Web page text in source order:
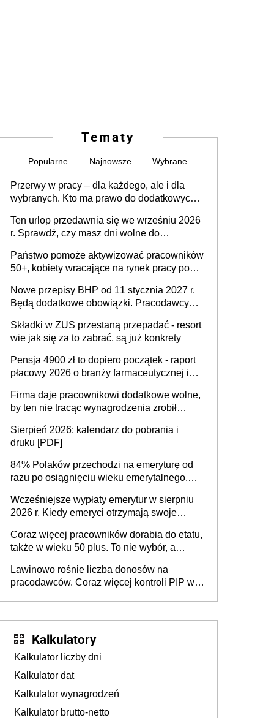
Tematy
Popularne Najnowsze Wybrane
Przerwy w pracy – dla każdego, ale i dla
wybranych. Kto ma prawo do dodatkowych
Ten urlop przedawnia się we wrześniu 2026
r. Sprawdź, czy masz dni wolne do
Państwo pomoże aktywizować pracowników
50+, kobiety wracające na rynek pracy po
osoby neuroatypowe. Powstanie Fundusz
na rzecz Inkluzywności w Zatrudnianiu?
Nowe przepisy BHP od 11 stycznia 2027 r.
Będą dodatkowe obowiązki. Pracodawcy
Składki w ZUS przestaną przepadać - resort
wie jak się za to zabrać, są już konkrety
Pensja 4900 zł to dopiero początek - raport
płacowy 2026 o branży farmaceutycznej i
Firma daje pracownikowi dodatkowe wolne,
by ten nie tracąc wynagrodzenia zrobił
sprawdza
Sierpień 2026: kalendarz do pobrania i
druku [PDF]
84% Polaków przechodzi na emeryturę od
razu po osiągnięciu wieku emerytalnego.
dłużej, ale czy jest w stanie? Pracownicy
45+ to siła napędowa gospodarki
Wcześniejsze wypłaty emerytur w sierpniu
2026 r. Kiedy emeryci otrzymają swoje
Coraz więcej pracowników dorabia do etatu,
także w wieku 50 plus. To nie wybór, a
życia
Lawinowo rośnie liczba donosów na
pracodawców. Coraz więcej kontroli PIP w
Kalkulatory
Kalkulator liczby dni
Kalkulator dat
Kalkulator wynagrodzeń
Kalkulator brutto-netto